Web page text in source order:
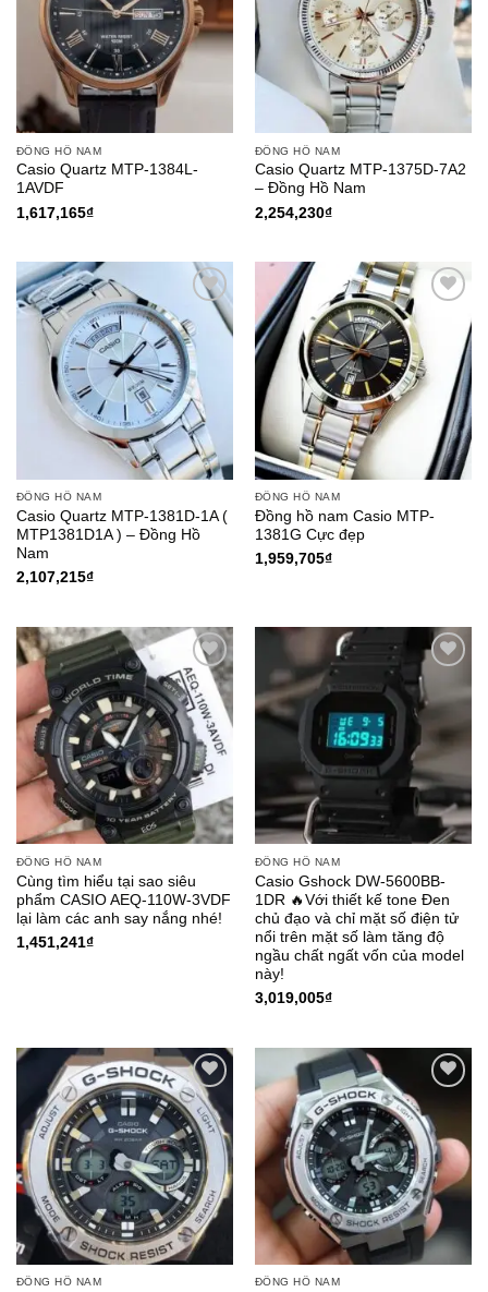
ĐỒNG HỒ NAM
Casio Quartz MTP-1384L-
1AVDF
1,617,165₫
ĐỒNG HỒ NAM
Casio Quartz MTP-1375D-7A2
– Đồng Hồ Nam
2,254,230₫
Add to
Wishlist
ĐỒNG HỒ NAM
Casio Quartz MTP-1381D-1A (
MTP1381D1A ) – Đồng Hồ
Nam
2,107,215₫
Wishlist
ĐỒNG HỒ NAM
Đồng hồ nam Casio MTP-
1381G Cực đẹp
1,959,705₫
Add to
Wishlist
ĐỒNG HỒ NAM
Cùng tìm hiểu tại sao siêu
phẩm CASIO AEQ-110W-3VDF
lại làm các anh say nắng nhé!
1,451,241₫
Add to
Wishlist
ĐỒNG HỒ NAM
Casio Gshock DW-5600BB-
1DR 🔥Với thiết kế tone Đen
chủ đạo và chỉ mặt số điện tử
nổi trên mặt số làm tăng độ
ngầu chất ngất vốn của model
này!
3,019,005₫
Add to
Wishlist
ĐỒNG HỒ NAM
Add to
Wishlist
ĐỒNG HỒ NAM